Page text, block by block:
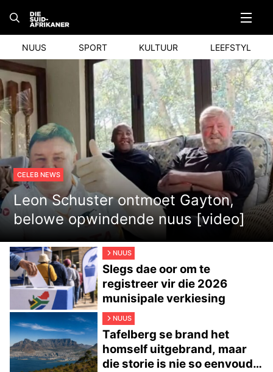
content
NUUS SPORT KULTUUR LEEFSTYL
CELEB NEWS
Leon Schuster ontmoet Gayton,
belowe opwindende nuus [video]
NUUS
Slegs dae oor om te
registreer vir die 2026
munisipale verkiesing
NUUS
Tafelberg se brand het
homself uitgebrand, maar
die storie is nie so eenvoudig